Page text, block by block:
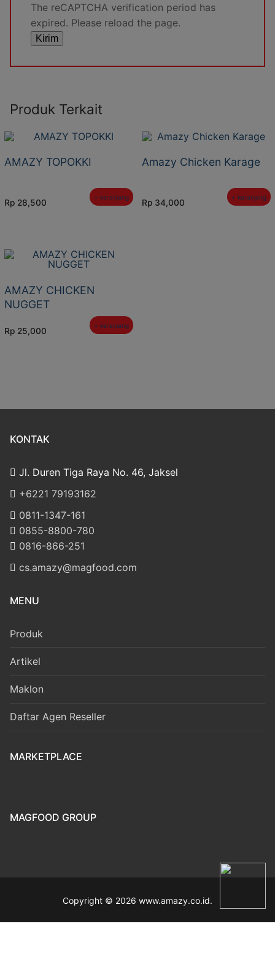
The reCAPTCHA verification period has
expired. Please reload the page.
Produk Terkait
AMAZY TOPOKKI
Rp 28,500
+ keranjang
Amazy Chicken Karage
Rp 34,000
+ keranjang
AMAZY CHICKEN
NUGGET
Rp 25,000
+ keranjang
KONTAK
Jl. Duren Tiga Raya No. 46, Jaksel
‎+6221 79193162
‪0811-1347-161
‪0855-8800-780
‪0816-866-251
cs.amazy@magfood.com
MENU
Produk
Artikel
Maklon
Daftar Agen Reseller
MARKETPLACE
MAGFOOD GROUP
Copyright © 2026 www.amazy.co.id.